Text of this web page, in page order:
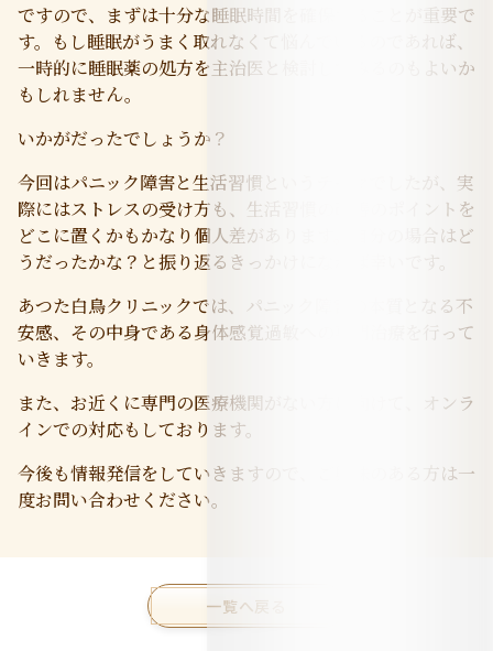
ですので、まずは十分な睡眠時間を確保することが重要で
す。もし睡眠がうまく取れなくて悩んでいるのであれば、
一時的に睡眠薬の処方を主治医と検討してみるのもよいか
もしれません。
いかがだったでしょうか？
今回はパニック障害と生活習慣というテーマでしたが、実
際にはストレスの受け方も、生活習慣の改善のポイントを
どこに置くかもかなり個人差があります。自分の場合はど
うだったかな？と振り返るきっかけになれば幸いです。
あつた白鳥クリニックでは、パニック障害の本質となる不
安感、その中身である身体感覚過敏への専門治療を行って
いきます。
また、お近くに専門の医療機関がない方に向けて、オンラ
インでの対応もしております。
今後も情報発信をしていきますので、ご興味のある方は一
度お問い合わせください。
一覧へ戻る